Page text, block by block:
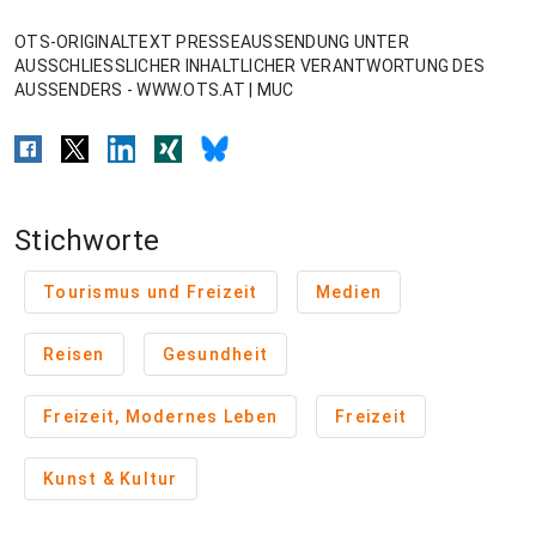
OTS-ORIGINALTEXT PRESSEAUSSENDUNG UNTER
AUSSCHLIESSLICHER INHALTLICHER VERANTWORTUNG DES
AUSSENDERS - WWW.OTS.AT | MUC
Stichworte
Tourismus und Freizeit Medien
Reisen Gesundheit
Freizeit, Modernes Leben Freizeit
Kunst & Kultur